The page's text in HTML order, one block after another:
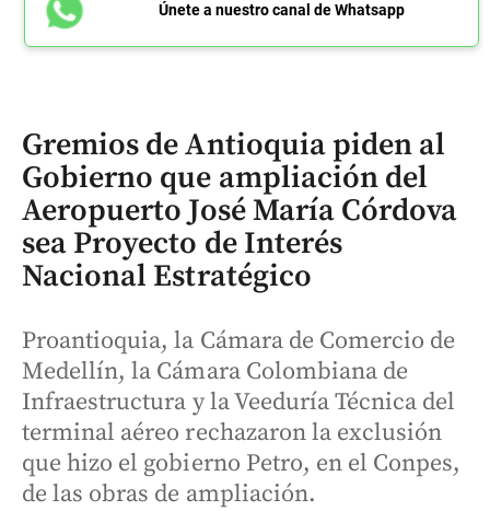
Únete a nuestro canal de Whatsapp
Gremios de Antioquia piden al
Gobierno que ampliación del
Aeropuerto José María Córdova
sea Proyecto de Interés
Nacional Estratégico
Proantioquia, la Cámara de Comercio de
Medellín, la Cámara Colombiana de
Infraestructura y la Veeduría Técnica del
terminal aéreo rechazaron la exclusión
que hizo el gobierno Petro, en el Conpes,
de las obras de ampliación.